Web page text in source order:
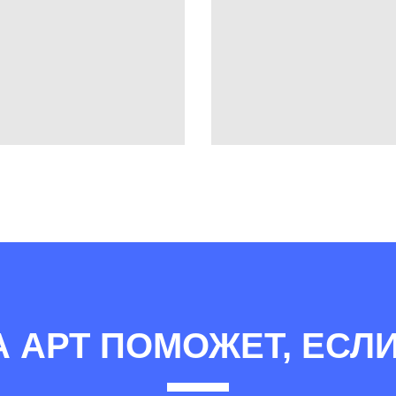
АРТ ПОМОЖЕТ,